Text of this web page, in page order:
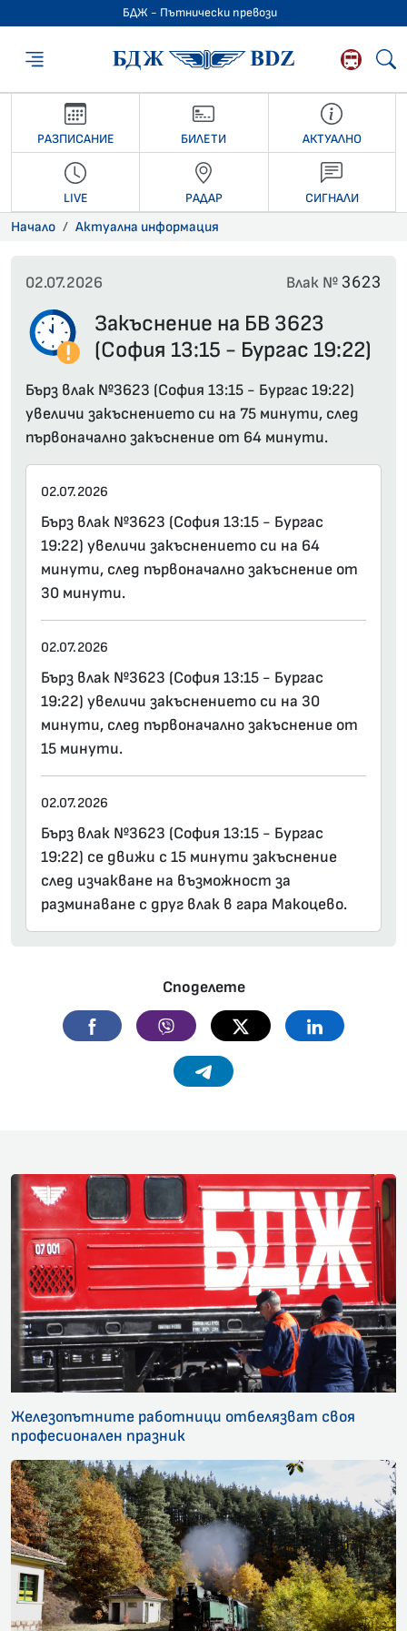
БДЖ - Пътнически превози
БДЖ -
РАЗПИСАНИЕ БИЛЕТИ АКТУАЛНО
LIVE РАДАР СИГНАЛИ
Начало Актуална информация
02.07.2026 Влак № 3623
Закъснение на БВ 3623
(София 13:15 - Бургас 19:22)
Бърз влак №3623 (София 13:15 - Бургас 19:22)
увеличи закъснението си на 75 минути, след
първоначално закъснение от 64 минути.
02.07.2026
Бърз влак №3623 (София 13:15 - Бургас
19:22) увеличи закъснението си на 64
минути, след първоначално закъснение от
30 минути.
02.07.2026
Бърз влак №3623 (София 13:15 - Бургас
19:22) увеличи закъснението си на 30
минути, след първоначално закъснение от
15 минути.
02.07.2026
Бърз влак №3623 (София 13:15 - Бургас
19:22) се движи с 15 минути закъснение
след изчакване на възможност за
разминаване с друг влак в гара Макоцево.
Споделете
Facebook Viber Twitter Linkedin
Telegram
Железопътните работници отбелязват своя
професионален празник